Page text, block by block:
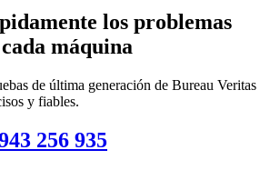
los problemas
máquina
de última generación de Bureau Veritas
y fiables.
256 935